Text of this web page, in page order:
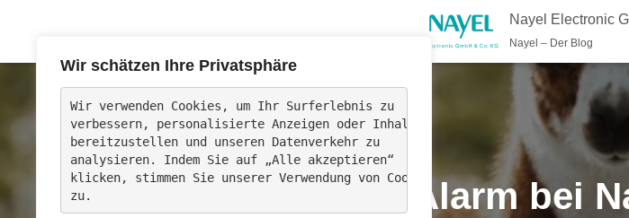
Wir schätzen Ihre Privatsphäre
Wir verwenden Cookies, um Ihr Surferlebnis zu
verbessern, personalisierte Anzeigen oder Inhalte
bereitzustellen und unseren Datenverkehr zu
analysieren. Indem Sie auf „Alle akzeptieren“
klicken, stimmen Sie unserer Verwendung von Cookies
zu.
Nayel Electronic
Nayel – Der Blog
Alpaka-Alarm bei